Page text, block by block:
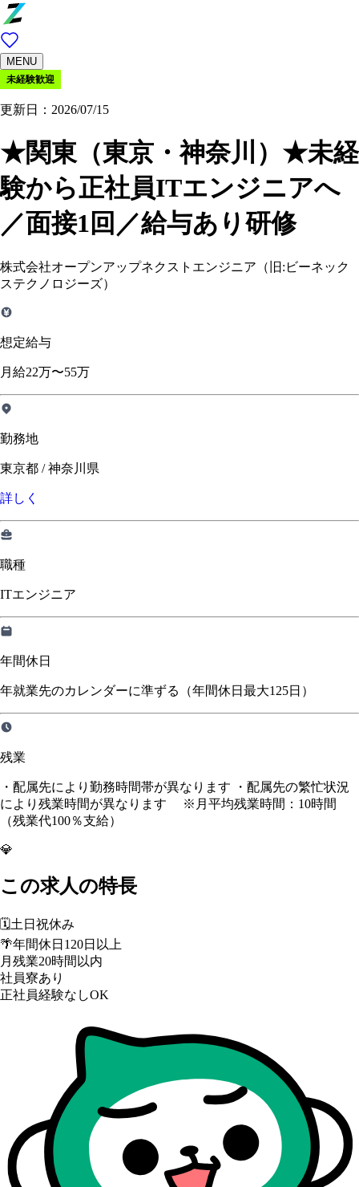
MENU
未経験歓迎
更新日：2026/07/15
★関東（東京・神奈川）★未経
験から正社員ITエンジニアへ
／面接1回／給与あり研修
株式会社オープンアップネクストエンジニア（旧:ビーネック
ステクノロジーズ）
想定給与
月給22万〜55万
勤務地
東京都 / 神奈川県
詳しく
職種
ITエンジニア
年間休日
年就業先のカレンダーに準ずる（年間休日最大125日）
残業
・配属先により勤務時間帯が異なります ・配属先の繁忙状況
により残業時間が異なります ※月平均残業時間：10時間
（残業代100％支給）
💎
この求人の特長
🗓️土日祝休み
🌴年間休日120日以上
月残業20時間以内
社員寮あり
正社員経験なしOK